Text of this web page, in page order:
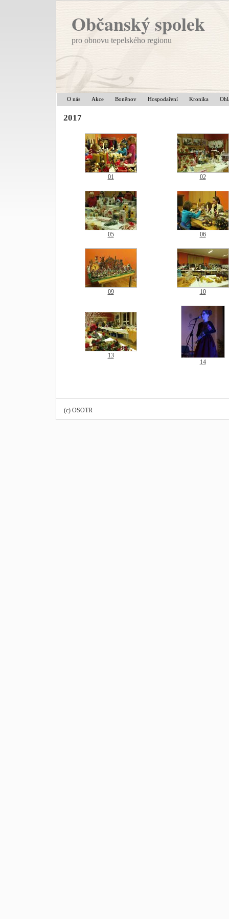
Občanský spolek
pro obnovu tepelského regionu
O nás Akce Boněnov Hospodaření Kronika
2017
01 02
05 06
09 10
13
14
(c) OSOTR